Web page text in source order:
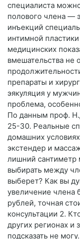
специалиста
полового члена —
инъекций
интимной
медицинских
вмешательства не
препараты и
эякуляция у
проблема,
По данным проф.
25-30. Реальные
домашних
экстендер и
лишний сантиметр
выбирать между
выберет? Как вы
увеличение члена
рублей, точная
консультации 2.
других регионах и
подсказать не